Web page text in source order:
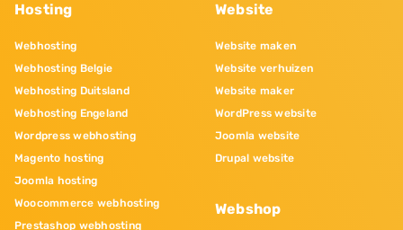
Hosting
Webhosting
Webhosting Belgie
Webhosting Duitsland
Webhosting Engeland
Wordpress webhosting
Magento hosting
Joomla hosting
Woocommerce webhosting
Prestashop webhosting
Website
Website maken
Website verhuizen
Website maker
WordPress website
Joomla website
Drupal website
Webshop